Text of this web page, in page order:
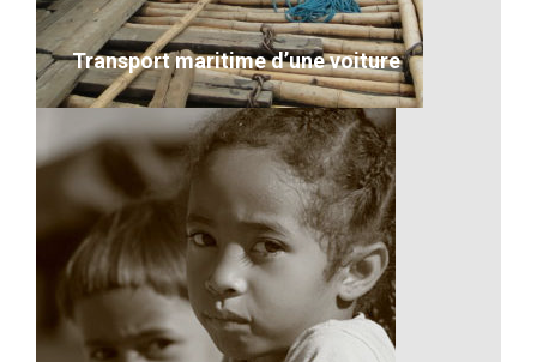
VOIR LE DÉTAIL
Transport maritime d’une voiture